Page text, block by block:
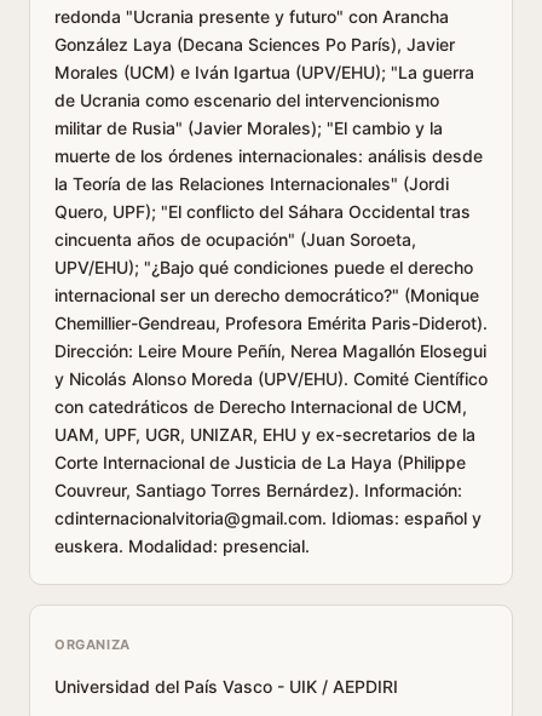
redonda "Ucrania presente y futuro" con Arancha
González Laya (Decana Sciences Po París), Javier
Morales (UCM) e Iván Igartua (UPV/EHU); "La guerra
de Ucrania como escenario del intervencionismo
militar de Rusia" (Javier Morales); "El cambio y la
muerte de los órdenes internacionales: análisis desde
la Teoría de las Relaciones Internacionales" (Jordi
Quero, UPF); "El conflicto del Sáhara Occidental tras
cincuenta años de ocupación" (Juan Soroeta,
UPV/EHU); "¿Bajo qué condiciones puede el derecho
internacional ser un derecho democrático?" (Monique
Chemillier-Gendreau, Profesora Emérita Paris-Diderot).
Dirección: Leire Moure Peñín, Nerea Magallón Elosegui
y Nicolás Alonso Moreda (UPV/EHU). Comité Científico
con catedráticos de Derecho Internacional de UCM,
UAM, UPF, UGR, UNIZAR, EHU y ex-secretarios de la
Corte Internacional de Justicia de La Haya (Philippe
Couvreur, Santiago Torres Bernárdez). Información:
cdinternacionalvitoria@gmail.com. Idiomas: español y
euskera. Modalidad: presencial.
ORGANIZA
Universidad del País Vasco - UIK / AEPDIRI